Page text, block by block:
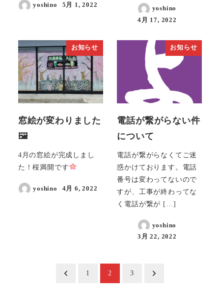
yoshino 5月 1, 2022
yoshino
4月 17, 2022
お知らせ
窓絵が変わりました
🖼
4月の窓絵が完成しまし
た！桜満開です
yoshino 4月 6, 2022
お知らせ
電話が繋がらない件
について
電話が繋がらなくてご迷
惑かけております。電話
番号は変わってないので
すが、工事が終わってな
く電話が繋が […]
yoshino
3月 22, 2022
1 2 3